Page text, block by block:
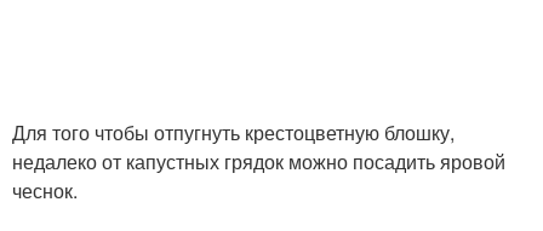
Для того чтобы отпугнуть крестоцветную блошку,
недалеко от капустных грядок можно посадить яровой
чеснок.